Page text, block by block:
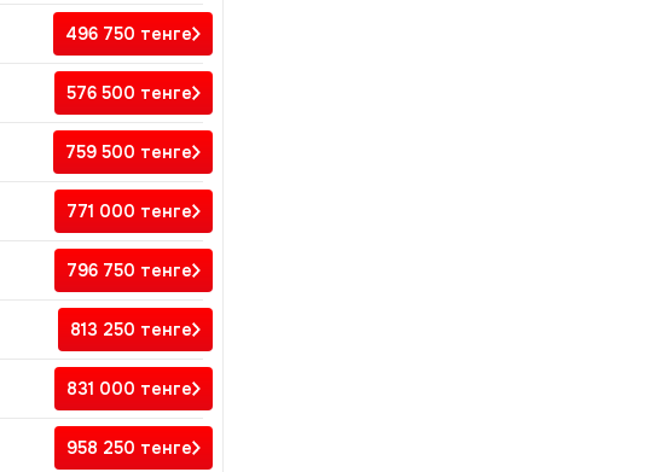
496 750 тенге
576 500 тенге
759 500 тенге
771 000 тенге
796 750 тенге
813 250 тенге
831 000 тенге
958 250 тенге